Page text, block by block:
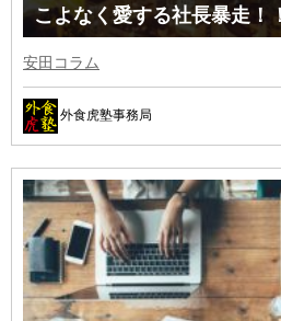
こよなく愛する社長暴走！
安田コラム
外食虎塾事務局